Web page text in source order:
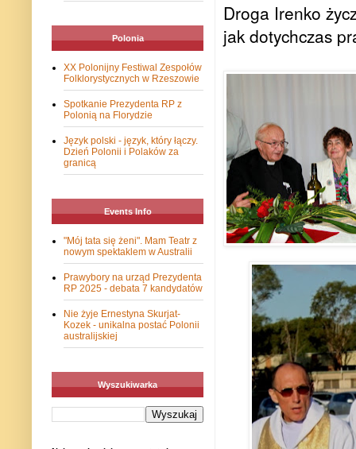
Droga Irenko
jak dotychczas
Polonia
XX Polonijny Festiwal Zespołów
Folklorystycznych w Rzeszowie
Spotkanie Prezydenta RP z
Polonią na Florydzie
Język polski - język, który łączy.
Dzień Polonii i Polaków za
granicą
Events Info
"Mój tata się żeni". Mam Teatr z
nowym spektaklem w Australii
Prawybory na urząd Prezydenta
RP 2025 - debata 7 kandydatów
Nie żyje Ernestyna Skurjat-
Kozek - unikalna postać Polonii
australijskiej
Wyszukiwarka